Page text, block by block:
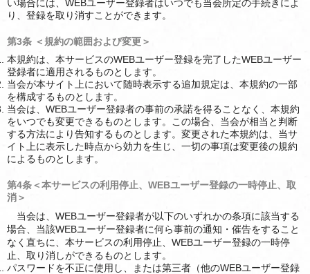
い場合には、WEBユーザー登録者はいつでも当会所定の手続きによ
り、登録を取り消すことができます。
第3条 ＜規約の範囲および変更＞
本規約は、本サービスのWEBユーザー登録を完了したWEBユーザー
登録者に適用されるものとします。
当会が本サイト上において随時表示する追加規定は、本規約の一部
を構成するものとします。
当会は、WEBユーザー登録者の事前の承諾を得ることなく、本規約
をいつでも変更できるものとします。この場合、当会が相当と判断
する方法により告知するものとします。変更された本規約は、当サ
イト上に表示した時点から効力を生じ、一切の事項は変更後の規約
によるものとします。
第4条＜本サービスの利用停止、WEBユーザー登録の一時停止、取
消＞
当会は、WEBユーザー登録者が以下のいずれかの条項に該当する
場合、当該WEBユーザー登録者に何ら事前の通知・催告をすること
なく直ちに、本サービスの利用停止、WEBユーザー登録の一時停
止、取り消しができるものとします。
パスワードを不正に使用し、または第三者（他のWEBユーザー登録